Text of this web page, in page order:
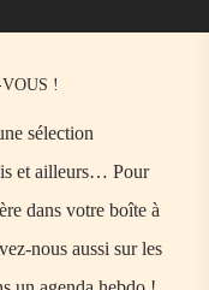
!
sélection
et ailleurs… Pour
dans votre boîte à
nous aussi sur les